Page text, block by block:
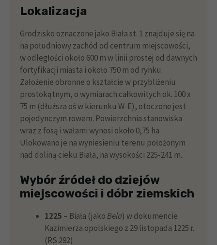
Lokalizacja
Grodzisko oznaczone jako Biała st. 1 znajduje się na
na południowy zachód od centrum miejscowości,
w odległości około 600 m w linii prostej od dawnych
fortyfikacji miasta i około 750 m od rynku.
Założenie obronne o kształcie w przybliżeniu
prostokątnym, o wymiarach całkowitych ok. 100 x
75 m (dłuższa oś w kierunku W-E), otoczone jest
pojedynczym rowem. Powierzchnia stanowiska
wraz z fosą i wałami wynosi około 0,75 ha.
Ulokowano je na wyniesieniu terenu położonym
nad doliną cieku Biała, na wysokości 225-241 m.
Wybór źródeł do dziejów
miejscowości i dóbr ziemskich
1225 – Biała (jako Bela) w dokumencie
Kazimierza opolskiego z 29 listopada 1225 r.
(RS 292)